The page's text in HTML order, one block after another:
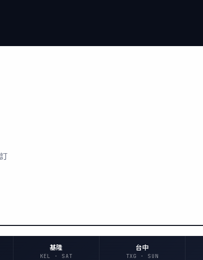
基隆
KEL · SAT
台中
TXG · SUN